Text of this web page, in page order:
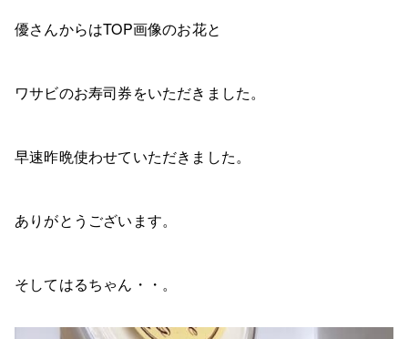
優さんからはTOP画像のお花と
ワサビのお寿司券をいただきました。
早速昨晩使わせていただきました。
ありがとうございます。
そしてはるちゃん・・。